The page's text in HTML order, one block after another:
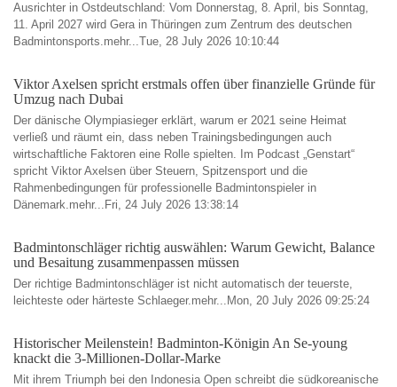
Ausrichter in Ostdeutschland: Vom Donnerstag, 8. April, bis Sonntag,
11. April 2027 wird Gera in Thüringen zum Zentrum des deutschen
Badmintonsports.mehr...Tue, 28 July 2026 10:10:44
Viktor Axelsen spricht erstmals offen über finanzielle Gründe für
Umzug nach Dubai
Der dänische Olympiasieger erklärt, warum er 2021 seine Heimat
verließ und räumt ein, dass neben Trainingsbedingungen auch
wirtschaftliche Faktoren eine Rolle spielten. Im Podcast „Genstart“
spricht Viktor Axelsen über Steuern, Spitzensport und die
Rahmenbedingungen für professionelle Badmintonspieler in
Dänemark.mehr...Fri, 24 July 2026 13:38:14
Badmintonschläger richtig auswählen: Warum Gewicht, Balance
und Besaitung zusammenpassen müssen
Der richtige Badmintonschläger ist nicht automatisch der teuerste,
leichteste oder härteste Schlaeger.mehr...Mon, 20 July 2026 09:25:24
Historischer Meilenstein! Badminton-Königin An Se-young
knackt die 3-Millionen-Dollar-Marke
Mit ihrem Triumph bei den Indonesia Open schreibt die südkoreanische